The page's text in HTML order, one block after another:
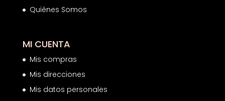
Quiénes Somos
MI CUENTA
Mis compras
Mis direcciones
Mis datos personales